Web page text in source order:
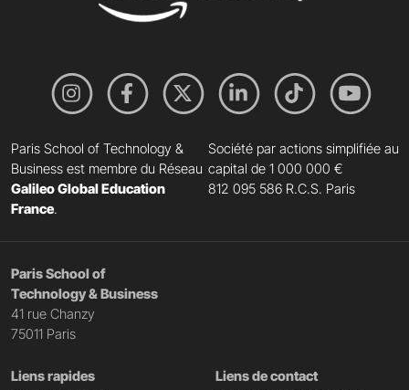
Paris School of Technology &
Business est membre du Réseau
Galileo Global Education
France.
Société par actions simplifiée au
capital de 1 000 000 €
812 095 586 R.C.S. Paris
Paris School of
Technology & Business
41 rue Chanzy
75011 Paris
Liens rapides Liens de contact